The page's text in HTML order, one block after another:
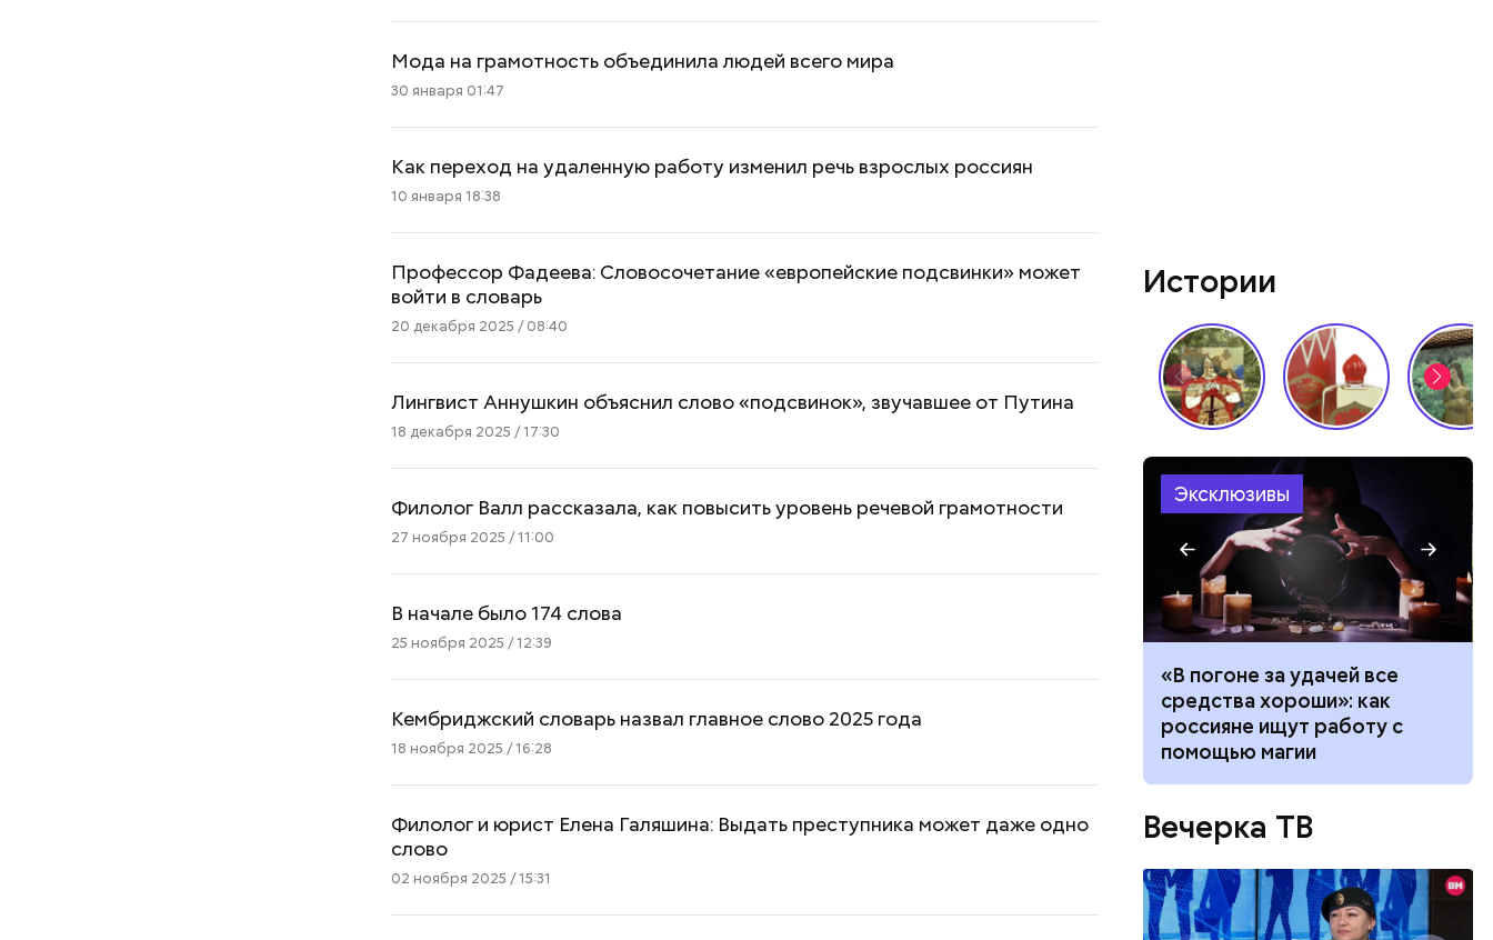
Мода на грамотность объединила людей всего мира
30 января 01:47
Как переход на удаленную работу изменил речь взрослых россиян
10 января 18:38
Профессор Фадеева: Словосочетание «европейские подсвинки» может
войти в словарь
20 декабря 2025 / 08:40
Лингвист Аннушкин объяснил слово «подсвинок», звучавшее от Путина
18 декабря 2025 / 17:30
Филолог Валл рассказала, как повысить уровень речевой грамотности
27 ноября 2025 / 11:00
В начале было 174 слова
25 ноября 2025 / 12:39
Кембриджский словарь назвал главное слово 2025 года
18 ноября 2025 / 16:28
Филолог и юрист Елена Галяшина: Выдать преступника может даже одно
слово
02 ноября 2025 / 15:31
Истории
Эксклюзивы
Хотела спасти малыша: как
падении из окна в Раменском
Вода за 10 тысяч: поможет ли
лишний вес
Людей разбросало по
легковушка сбила толпу
«В погоне за удачей все
средства хороши»: как
россияне ищут работу с
помощью магии
Вечерка ТВ